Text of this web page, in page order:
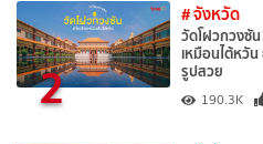
2
# จังหวัด
วัดโฝวกวงซั
เหมือนไต้หวั
รูปสวย
190.3K